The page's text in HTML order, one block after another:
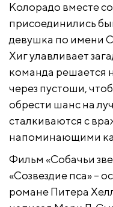
Колорадо вместе
присоединились
девушка по имени
Хиг улавливает
команда решается
через пустоши,
обрести шанс на
сталкиваются с
напоминающими
Фильм «Собачьи
«Созвездие пса» –
романе Питера